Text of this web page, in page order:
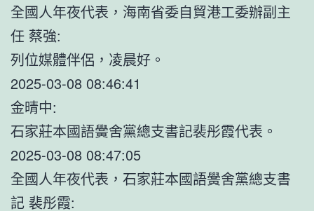
全國人年夜代表，海南省委自貿港工委辦副主
任 蔡強:
列位媒體伴侶，凌晨好。
2025-03-08 08:46:41
金晴中:
石家莊本國語黌舍黨總支書記裴彤霞代表。
2025-03-08 08:47:05
全國人年夜代表，石家莊本國語黌舍黨總支書
記 裴彤霞: